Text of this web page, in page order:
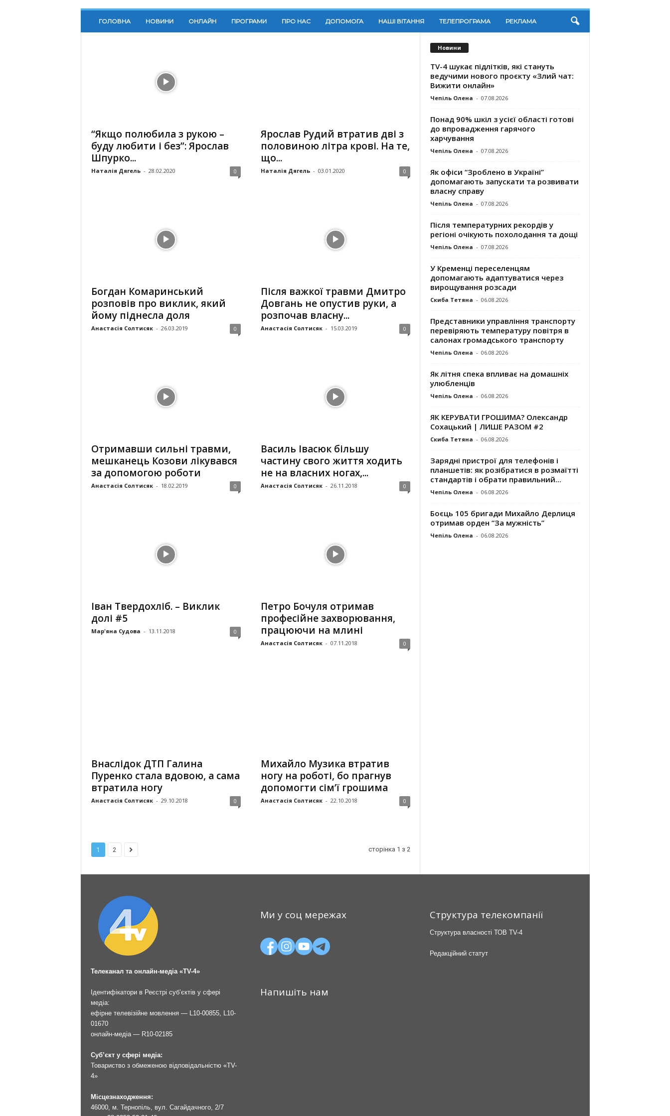
ГОЛОВНА НОВИНИ ОНЛАЙН ПРОГРАМИ ПРО НАС ДОПОМОГА НАШІ ВІТАННЯ ТЕЛЕПРОГРАМА РЕКЛАМА
“Якщо полюбила з рукою –
буду любити і без”: Ярослав
Шпурко...
Наталія Дягель - 28.02.2020 0
Ярослав Рудий втратив дві з
половиною літра крові. На те,
що...
Наталія Дягель - 03.01.2020 0
Богдан Комаринський
розповів про виклик, який
йому піднесла доля
Анастасія Солтисяк - 26.03.2019 0
Після важкої травми Дмитро
Довгань не опустив руки, а
розпочав власну...
Анастасія Солтисяк - 15.03.2019 0
Отримавши сильні травми,
мешканець Козови лікувався
за допомогою роботи
Анастасія Солтисяк - 18.02.2019 0
Василь Івасюк більшу
частину свого життя ходить
не на власних ногах,...
Анастасія Солтисяк - 26.11.2018 0
Іван Твердохліб. – Виклик
долі #5
Мар'яна Судова - 13.11.2018 0
Петро Бочуля отримав
професійне захворювання,
працюючи на млині
Анастасія Солтисяк - 07.11.2018 0
Внаслідок ДТП Галина
Пуренко стала вдовою, а сама
втратила ногу
Анастасія Солтисяк - 29.10.2018 0
Михайло Музика втратив
ногу на роботі, бо прагнув
допомогти сім’ї грошима
Анастасія Солтисяк - 22.10.2018 0
1 2 сторінка 1 з 2
Новини
TV-4 шукає підлітків, які стануть
ведучими нового проєкту «Злий чат:
Вижити онлайн»
Чепіль Олена - 07.08.2026
Понад 90% шкіл з усієї області готові
до впровадження гарячого
харчування
Чепіль Олена - 07.08.2026
Як офіси “Зроблено в Україні”
допомагають запускaти та розвивати
власну справу
Чепіль Олена - 07.08.2026
Після температурних рекордів у
регіоні очікують похолодання та дощі
Чепіль Олена - 07.08.2026
У Кременці переселенцям
допомагають адаптуватися через
вирощування розсади
Скиба Тетяна - 06.08.2026
Представники управління транспорту
перевіряють температуру повітря в
салонах громадського транспорту
Чепіль Олена - 06.08.2026
Як літня спека впливає на домашніх
улюбленців
Чепіль Олена - 06.08.2026
ЯК КЕРУВАТИ ГРОШИМА? Олександр
Сохацький | ЛИШЕ РАЗОМ #2
Скиба Тетяна - 06.08.2026
Зарядні пристрої для телефонів і
планшетів: як розібратися в розмаїтті
стандартів і обрати правильний...
Чепіль Олена - 06.08.2026
Боєць 105 бригади Михайло Дерлиця
отримав орден “За мужність”
Чепіль Олена - 06.08.2026
Телеканал та онлайн-медіа «TV-4»
Ідентифікатори в Реєстрі суб’єктів у сфері
медіа:
ефірне телевізійне мовлення — L10-00855, L10-
01670
онлайн-медіа — R10-02185
Суб’єкт у сфері медіа:
Товариство з обмеженою відповідальністю «TV-
4»
Місцезнаходження:
46000, м. Тернопіль, вул. Сагайдачного, 2/7
Ми у соц мережах
Напишіть нам
Структура телекомпанії
Структура власності ТОВ TV-4
Редакційний статут